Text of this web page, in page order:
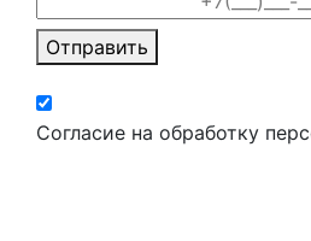
Отправить
Согласие на обработку